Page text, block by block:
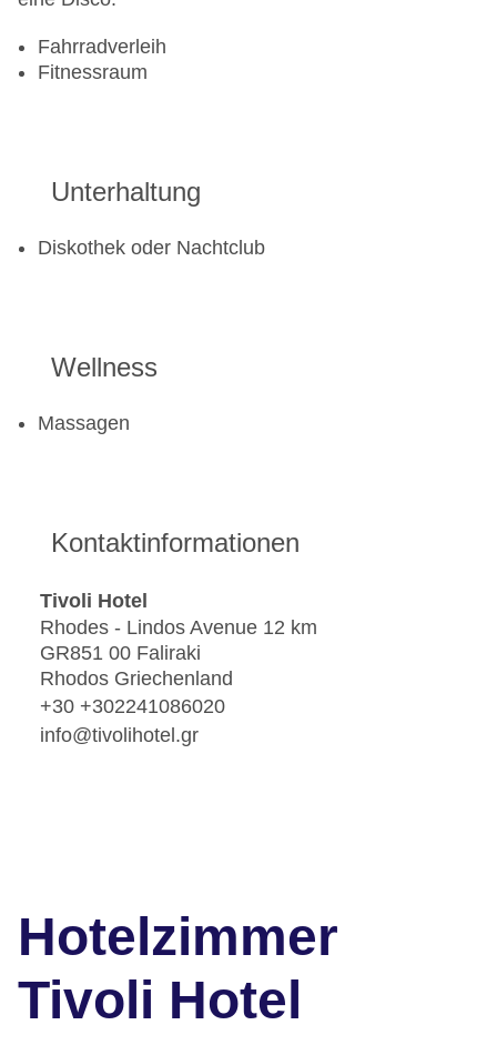
Fahrradverleih
Fitnessraum
Unterhaltung
Diskothek oder Nachtclub
Wellness
Massagen
Kontaktinformationen
Tivoli Hotel
Rhodes - Lindos Avenue 12 km
GR851 00 Faliraki
Rhodos Griechenland
+30 +302241086020
info@tivolihotel.gr
Hotelzimmer
Tivoli Hotel